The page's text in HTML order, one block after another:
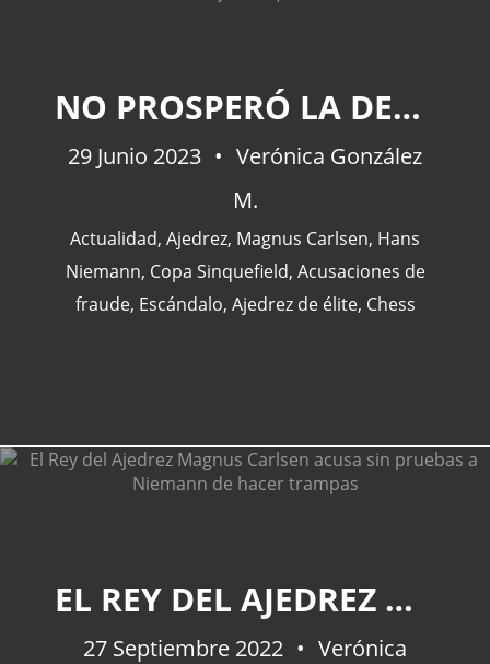
NO PROSPERÓ LA DEMANDA CONTRA MAGNUS CARLSEN | AJEDREZ |
29 Junio 2023
Verónica González
M.
Actualidad, Ajedrez, Magnus Carlsen, Hans
Niemann, Copa Sinquefield, Acusaciones de
fraude, Escándalo, Ajedrez de élite, Chess
EL REY DEL AJEDREZ MAGNUS CARLSEN ACUSA SIN PRUEBAS A NIEMANN DE HACER TRAMPAS
27 Septiembre 2022
Verónica
España
(77)
Barcelona(47)
Europa(47)
Venezuela(43)